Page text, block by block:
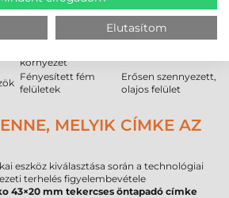
műanyag felületek
Strukturált műanyag Porózus karton és
papír
környezet
Fényesített fém
felületek
Erősen szennyezett,
olajos felület
MELYIK CÍMKE AZ
eszköz kiválasztása során a technológiai
terhelés figyelembevétele
43×20 mm tekercses öntapadó címke
Elutasítom